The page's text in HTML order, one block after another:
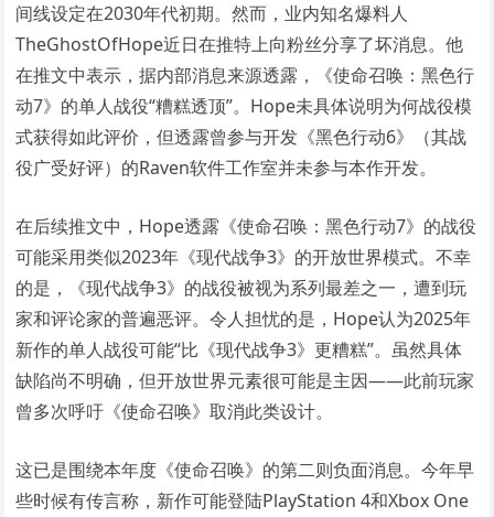
间线设定在2030年代初期。然而，业内知名爆料人
TheGhostOfHope近日在推特上向粉丝分享了坏消息。他
在推文中表示，据内部消息来源透露，《使命召唤：黑色行
动7》的单人战役“糟糕透顶”。Hope未具体说明为何战役模
式获得如此评价，但透露曾参与开发《黑色行动6》（其战
役广受好评）的Raven软件工作室并未参与本作开发。
在后续推文中，Hope透露《使命召唤：黑色行动7》的战役
可能采用类似2023年《现代战争3》的开放世界模式。不幸
的是，《现代战争3》的战役被视为系列最差之一，遭到玩
家和评论家的普遍恶评。令人担忧的是，Hope认为2025年
新作的单人战役可能“比《现代战争3》更糟糕”。虽然具体
缺陷尚不明确，但开放世界元素很可能是主因——此前玩家
曾多次呼吁《使命召唤》取消此类设计。
这已是围绕本年度《使命召唤》的第二则负面消息。今年早
些时候有传言称，新作可能登陆PlayStation 4和Xbox One